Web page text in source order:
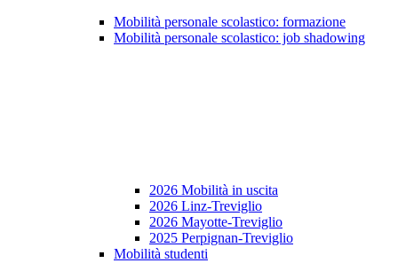
Mobilità personale scolastico: formazione
Mobilità personale scolastico: job shadowing
2026 Mobilità in uscita
2026 Linz-Treviglio
2026 Mayotte-Treviglio
2025 Perpignan-Treviglio
Mobilità studenti